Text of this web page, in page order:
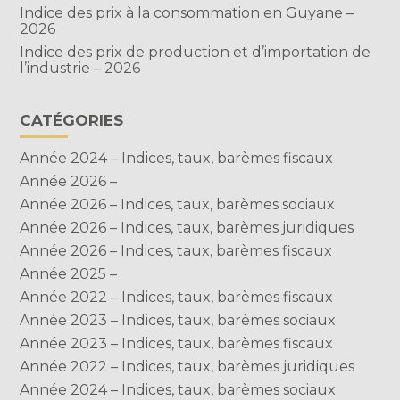
Indice des prix à la consommation en Guyane –
2026
Indice des prix de production et d’importation de
l’industrie – 2026
CATÉGORIES
Année 2024 – Indices, taux, barèmes fiscaux
Année 2026 –
Année 2026 – Indices, taux, barèmes sociaux
Année 2026 – Indices, taux, barèmes juridiques
Année 2026 – Indices, taux, barèmes fiscaux
Année 2025 –
Année 2022 – Indices, taux, barèmes fiscaux
Année 2023 – Indices, taux, barèmes sociaux
Année 2023 – Indices, taux, barèmes fiscaux
Année 2022 – Indices, taux, barèmes juridiques
Année 2024 – Indices, taux, barèmes sociaux